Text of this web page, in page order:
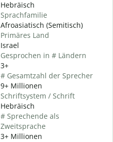
Hebräisch
Sprachfamilie
Afroasiatisch (Semitisch)
Primäres Land
Israel
Gesprochen in # Ländern
3+
# Gesamtzahl der Sprecher
9+ Millionen
Schriftsystem / Schrift
Hebräisch
# Sprechende als
Zweitsprache
3+ Millionen